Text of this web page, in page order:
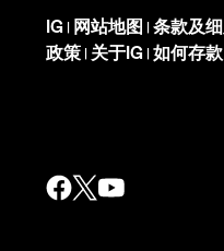
IG | 网站地图 | 条款及细
政策 | 关于IG | 如何存款